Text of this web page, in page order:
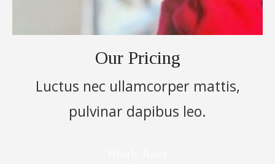
Our Pricing
Luctus nec ullamcorper mattis,
pulvinar dapibus leo.